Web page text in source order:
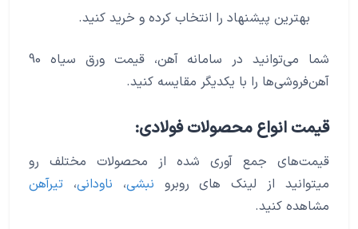
بهترین پیشنهاد را انتخاب کرده و خرید کنید.
شما می‌توانید در سامانه آهن، قیمت ورق سیاه 90
آهن‌فروشی‌ها را با یکدیگر مقایسه کنید.
قیمت انواع محصولات فولادی:
قیمت‌های جمع آوری شده از محصولات مختلف رو
میتوانید از لینک های روبرو نبشی، ناودانی، تیرآهن
مشاهده کنید.